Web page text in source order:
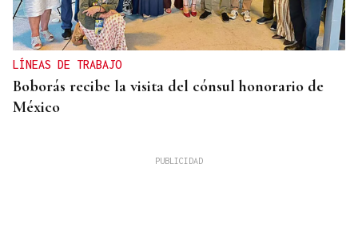
LÍNEAS DE TRABAJO
Boborás recibe la visita del cónsul honorario de
México